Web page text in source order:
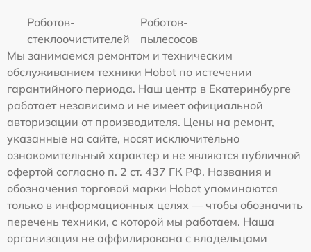
Роботов-
стеклоочистителей
Роботов-
пылесосов
Мы занимаемся ремонтом и техническим
обслуживанием техники Hobot по истечении
гарантийного периода. Наш центр в Екатеринбурге
работает независимо и не имеет официальной
авторизации от производителя. Цены на ремонт,
указанные на сайте, носят исключительно
ознакомительный характер и не являются публичной
офертой согласно п. 2 ст. 437 ГК РФ. Названия и
обозначения торговой марки Hobot упоминаются
только в информационных целях — чтобы обозначить
перечень техники, с которой мы работаем. Наша
организация не аффилирована с владельцами